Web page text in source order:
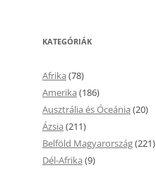
KATEGÓRIÁK
Afrika (78)
Amerika (186)
Ausztrália és Óceánia (20)
Ázsia (211)
Belföld Magyarország(221)
Dél-Afrika (9)